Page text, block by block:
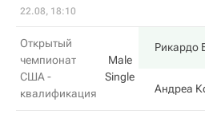
22.08, 18:10
Открытый
чемпионат
США -
квалификация
Male
Single
Рикардо
Андреа